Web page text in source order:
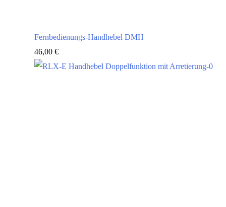
Fernbedienungs-Handhebel DMH
46,00 €